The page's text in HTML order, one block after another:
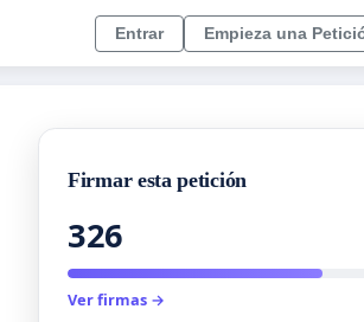
Entrar Empieza una
Firmar esta petición
326
Ver firmas →